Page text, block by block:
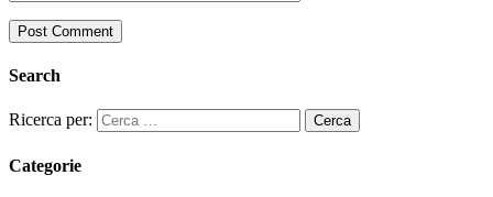
Search
Ricerca per:
Categorie